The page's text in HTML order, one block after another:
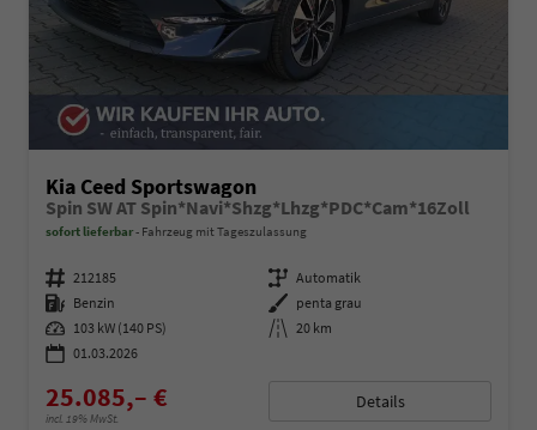
Kia Ceed Sportswagon
Spin SW AT Spin*Navi*Shzg*Lhzg*PDC*Cam*16Zoll
sofort lieferbar Fahrzeug mit Tageszulassung
Fahrzeugnummer 212185 Getriebe Automatik
Kraftstoff Benzin Außenfarbe penta grau
Leistung 103 kW (140 PS) Kilometerstand 20 km
01.03.2026
25.085,– €
incl. 19% MwSt.
Details